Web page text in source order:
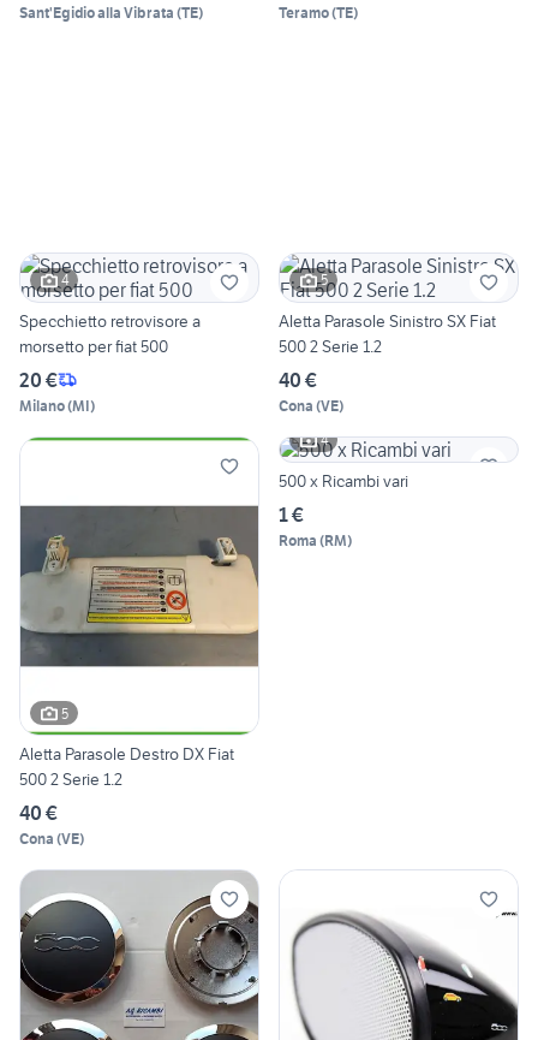
Sant'Egidio alla Vibrata (TE) Teramo(TE)
4
Specchietto retrovisore a
morsetto per fiat 500
20 €
Milano(MI)
5
Aletta Parasole Sinistro SX Fiat
500 2 Serie 1.2
40 €
Cona (VE)
5
Aletta Parasole Destro DX Fiat
500 2 Serie 1.2
40 €
Cona (VE)
4
500 x Ricambi vari
1 €
Roma (RM)